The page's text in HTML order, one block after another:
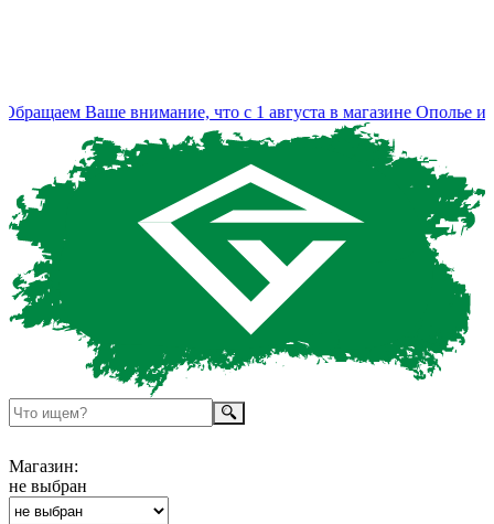
Ваше внимание, что с 1 августа в магазине Ополье
Магазин:
не выбран